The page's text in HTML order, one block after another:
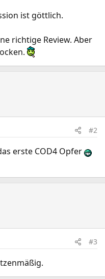
ist göttlich.
richtige Review. Aber
#2
erste COD4 Opfer
#3